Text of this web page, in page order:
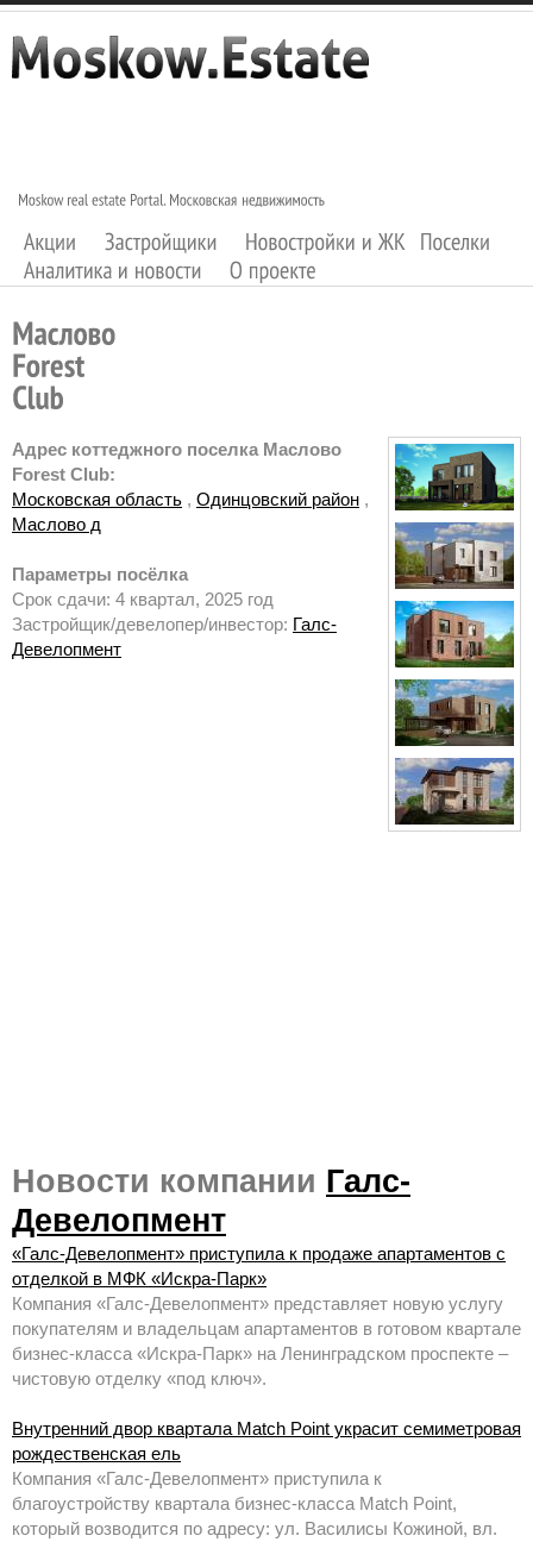
Адрес коттеджного поселка Маслово
Forest Club:
Московская область , Одинцовский район ,
Маслово д
Параметры посёлка
Срок сдачи: 4 квартал, 2025 год
Застройщик/девелопер/инвестор: Галс-
Девелопмент
Новости компании Галс-
Девелопмент
«Галс-Девелопмент» приступила к продаже апартаментов с
отделкой в МФК «Искра-Парк»
Компания «Галс-Девелопмент» представляет новую услугу
покупателям и владельцам апартаментов в готовом квартале
бизнес-класса «Искра-Парк» на Ленинградском проспекте –
чистовую отделку «под ключ».
Внутренний двор квартала Match Point украсит семиметровая
рождественская ель
Компания «Галс-Девелопмент» приступила к
благоустройству квартала бизнес-класса Match Point,
который возводится по адресу: ул. Василисы Кожиной, вл.